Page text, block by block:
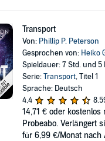
Transport
Von: Phillip P. Peterson
Gesprochen von: Heiko
Spieldauer: 7 Std. und 5
Serie:Transport, Titel 1
Sprache: Deutsch
4,4
14,71 € oder kostenlos
Probeabo. Verlängert
für 6,99 €/Monat nach